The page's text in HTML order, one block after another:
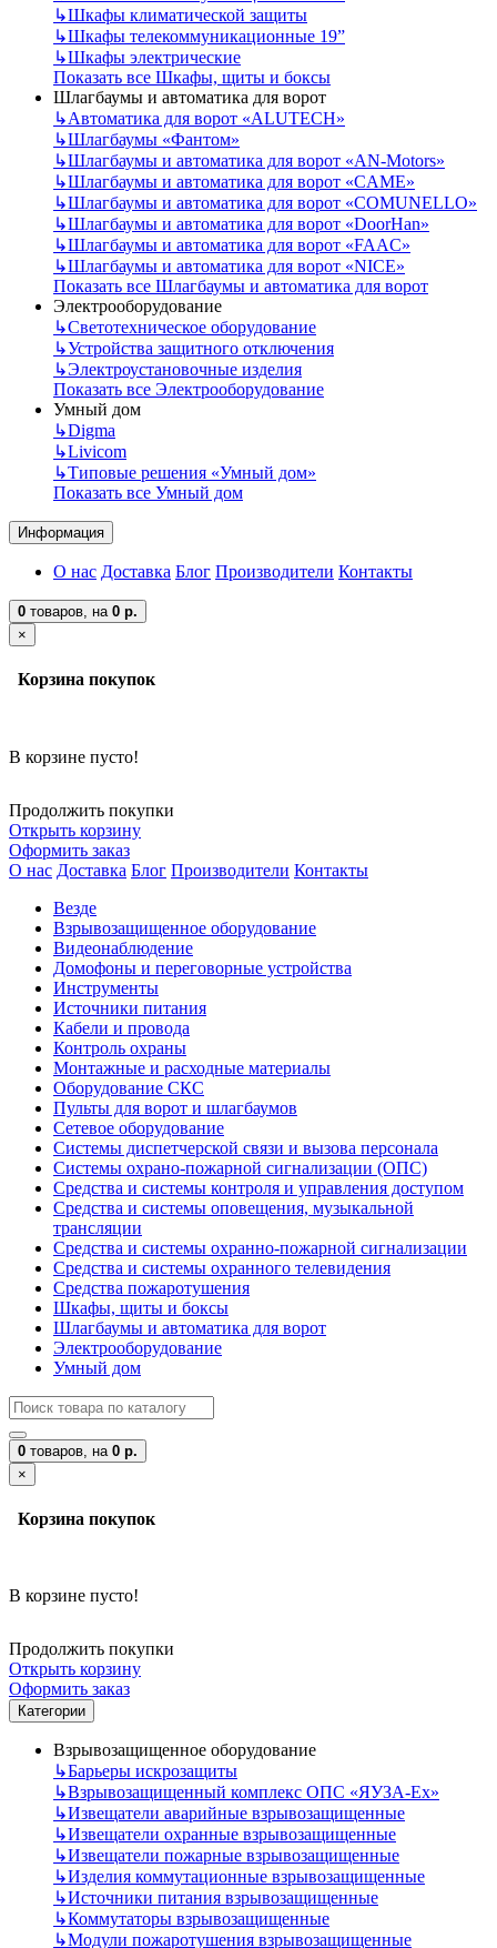
↳Шкафы климатической защиты
↳Шкафы телекоммуникационные 19”
↳Шкафы электрические
Показать все Шкафы, щиты и боксы
Шлагбаумы и автоматика для ворот
↳Автоматика для ворот «ALUTECH»
↳Шлагбаумы «Фантом»
↳Шлагбаумы и автоматика для ворот «AN-Motors»
↳Шлагбаумы и автоматика для ворот «CAME»
↳Шлагбаумы и автоматика для ворот «COMUNELLO»
↳Шлагбаумы и автоматика для ворот «DoorHan»
↳Шлагбаумы и автоматика для ворот «FAAC»
↳Шлагбаумы и автоматика для ворот «NICE»
Показать все Шлагбаумы и автоматика для ворот
Электрооборудование
↳Светотехническое оборудование
↳Устройства защитного отключения
↳Электроустановочные изделия
Показать все Электрооборудование
Умный дом
↳Digma
↳Livicom
↳Типовые решения «Умный дом»
Показать все Умный дом
Информация
О нас Доставка Блог Производители Контакты
0 товаров, на 0 р.
×
Корзина покупок
В корзине пусто!
Продолжить покупки
Открыть корзину
Оформить заказ
О нас Доставка Блог Производители Контакты
Везде
Взрывозащищенное оборудование
Видеонаблюдение
Домофоны и переговорные устройства
Инструменты
Источники питания
Кабели и провода
Контроль охраны
Монтажные и расходные материалы
Оборудование СКС
Пульты для ворот и шлагбаумов
Сетевое оборудование
Системы диспетчерской связи и вызова персонала
Системы охрано-пожарной сигнализации (ОПС)
Средства и системы контроля и управления доступом
Средства и системы оповещения, музыкальной
трансляции
Средства и системы охранно-пожарной сигнализации
Средства и системы охранного телевидения
Средства пожаротушения
Шкафы, щиты и боксы
Шлагбаумы и автоматика для ворот
Электрооборудование
Умный дом
0 товаров, на 0 р.
×
Корзина покупок
В корзине пусто!
Продолжить покупки
Открыть корзину
Оформить заказ
Категории
Взрывозащищенное оборудование
↳Барьеры искрозащиты
↳Взрывозащищенный комплекс ОПС «ЯУЗА-Ех»
↳Извещатели аварийные взрывозащищенные
↳Извещатели охранные взрывозащищенные
↳Извещатели пожарные взрывозащищенные
↳Изделия коммутационные взрывозащищенные
↳Источники питания взрывозащищенные
↳Коммутаторы взрывозащищенные
↳Модули пожаротушения взрывозащищенные